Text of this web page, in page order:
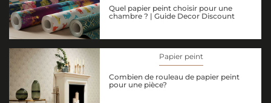
Quel papier peint choisir pour une
chambre ? | Guide Decor Discount
Papier peint
Combien de rouleau de papier peint
pour une pièce?